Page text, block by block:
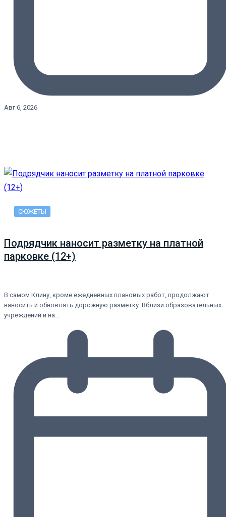
Авг 6, 2026
СЮЖЕТЫ
Подрядчик наносит разметку на платной
парковке (12+)
В самом Клину, кроме ежедневных плановых работ, продолжают
наносить и обновлять дорожную разметку. Вблизи образовательных
учреждений и на…